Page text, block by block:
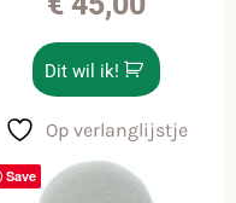
Dit wil ik!
Op verlanglijstje
Save